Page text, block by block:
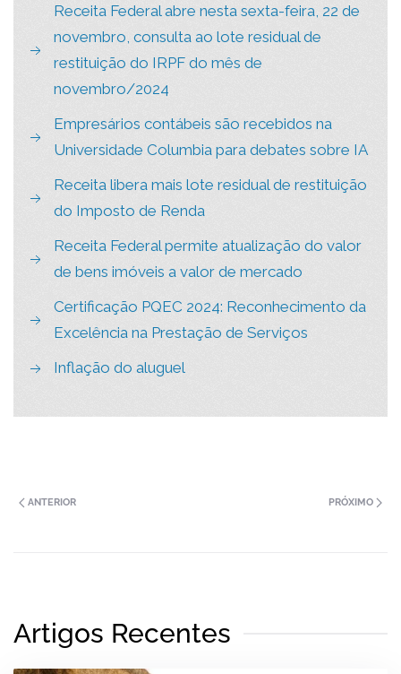
Receita Federal abre nesta sexta-feira, 22 de
novembro, consulta ao lote residual de
restituição do IRPF do mês de
novembro/2024
Empresários contábeis são recebidos na
Universidade Columbia para debates sobre IA
Receita libera mais lote residual de restituição
do Imposto de Renda
Receita Federal permite atualização do valor
de bens imóveis a valor de mercado
Certificação PQEC 2024: Reconhecimento da
Excelência na Prestação de Serviços
Inflação do aluguel
ANTERIOR PRÓXIMO
Artigos Recentes